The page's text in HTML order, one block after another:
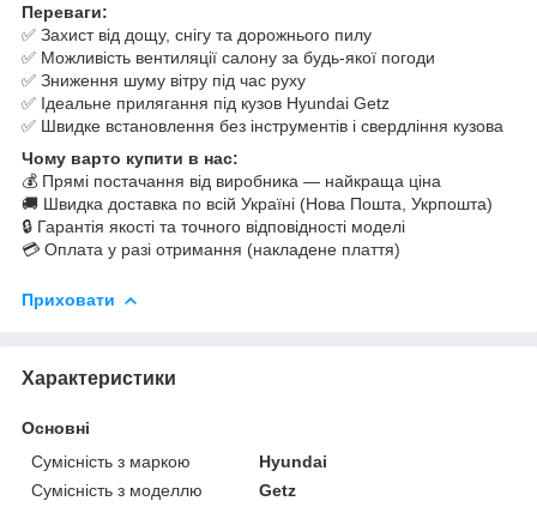
Переваги:
✅ Захист від дощу, снігу та дорожнього пилу
✅ Можливість вентиляції салону за будь-якої погоди
✅ Зниження шуму вітру під час руху
✅ Ідеальне прилягання під кузов Hyundai Getz
✅ Швидке встановлення без інструментів і свердління кузова
Чому варто купити в нас:
💰 Прямі постачання від виробника — найкраща ціна
🚚 Швидка доставка по всій Україні (Нова Пошта, Укрпошта)
🔒 Гарантія якості та точного відповідності моделі
💳 Оплата у разі отримання (накладене плаття)
Приховати
Характеристики
Основні
Сумісність з маркою
Hyundai
Сумісність з моделлю
Getz